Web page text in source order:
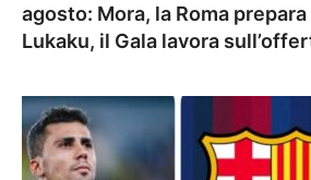
agosto: Mora, la Roma prepara
Lukaku, il Gala lavora